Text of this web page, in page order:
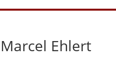
Marcel Ehlert